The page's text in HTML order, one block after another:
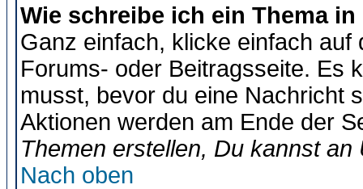
Wie schreibe ich ein Thema
Ganz einfach, klicke einfach
Forums- oder Beitragsseite. Es
musst, bevor du eine Nachricht
Aktionen werden am Ende der
Themen erstellen, Du kannst
Nach oben